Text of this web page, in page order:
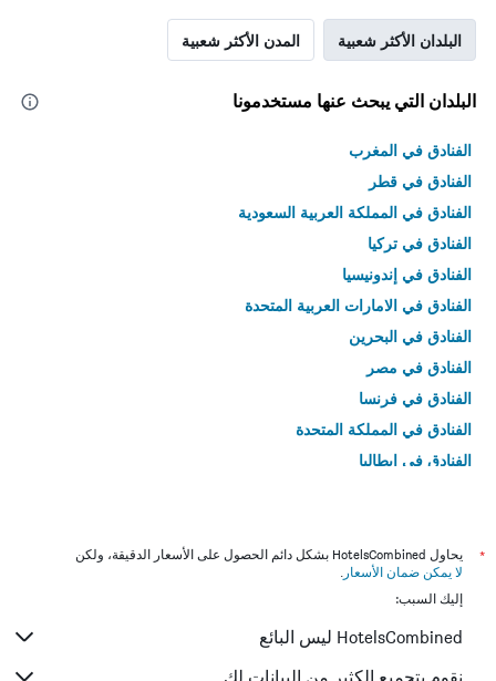
البلدان الأكثر شعبية المدن الأكثر شعبية
البلدان التي يبحث عنها مستخدمونا
الفنادق في المغرب
الفنادق في قطر
الفنادق في المملكة العربية السعودية
الفنادق في تركيا
الفنادق في إندونيسيا
الفنادق في الامارات العربية المتحدة
الفنادق في البحرين
الفنادق في مصر
الفنادق في فرنسا
الفنادق في المملكة المتحدة
الفنادق في إيطاليا
*
يحاول HotelsCombined بشكل دائم الحصول على الأسعار الدقيقة، ولكن
لا يمكن ضمان الأسعار .
إليك السبب:
HotelsCombined ليس البائع
نقوم بتجميع الكثير من البيانات لك